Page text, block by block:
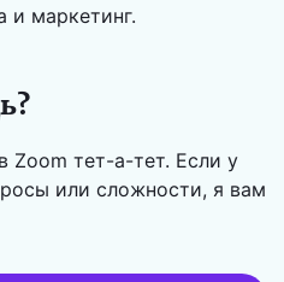
и маркетинг.
Zoom тет-а-тет. Если у
или сложности, я вам